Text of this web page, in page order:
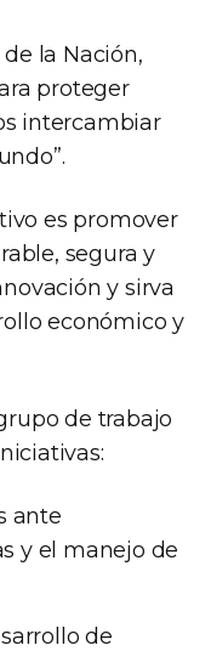
la Nación,
proteger
intercambiar
es promover
segura y
y sirva
económico y
de trabajo
ante
y el manejo de
de